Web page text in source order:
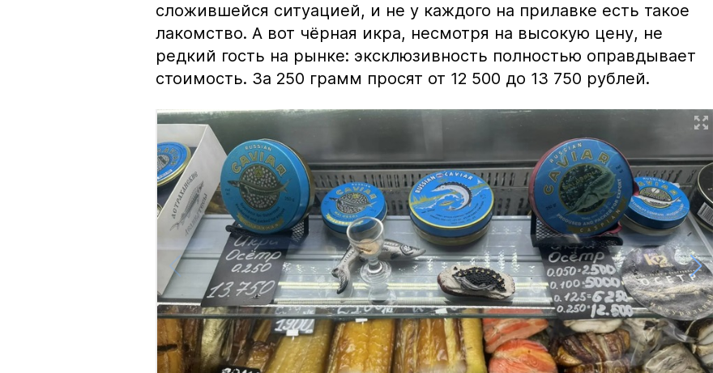
сложившейся ситуацией, и не у каждого на прилавке есть такое
лакомство. А вот чёрная икра, несмотря на высокую цену, не
редкий гость на рынке: эксклюзивность полностью оправдывает
стоимость. За 250 грамм просят от 12 500 до 13 750 рублей.